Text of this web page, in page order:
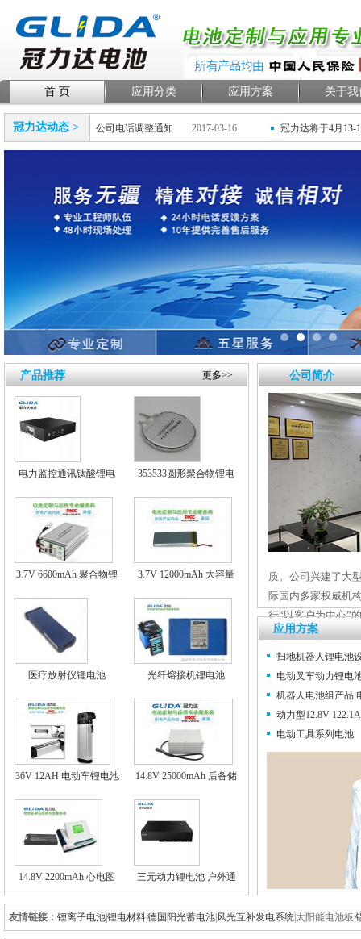
首 页 应用分类 应用方案 关于我
冠力达动态 >
05-15 公司电话调整通知 2017-03-16 冠力达将于4月13-16
产品推荐 更多>>
电力监控通讯钛酸锂电
353533圆形聚合物锂电
3.7V 6600mAh 聚合物锂
3.7V 12000mAh 大容量
锂电池
医疗放射仪锂电池 光纤熔接机锂电池
36V 12AH 电动车锂电池
14.8V 25000mAh 后备储
14.8V 2200mAh 心电图
机锂电池
三元动力锂电池 户外通
讯锂电池
公司简介
质。公司兴建了大
际国内多家权威机
行“以客户为中心”
应用方案
扫地机器人锂电池
电动叉车动力锂电
机器人电池组产品
动力型12.8V
电动工具系列电池
友情链接： 锂离子电池锂电材料德国阳光蓄电池 风光互补发电系统 太阳能电池板